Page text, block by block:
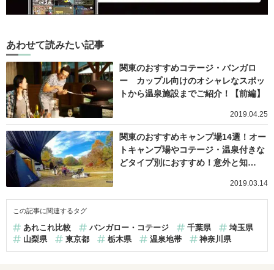
あわせて読みたい記事
関東のおすすめコテージ・バンガロ
ー カップル向けのオシャレなスポッ
トから温泉施設までご紹介！【前編】
2019.04.25
関東のおすすめキャンプ場14選！オー
トキャンプ場やコテージ・温泉付きな
どタイプ別におすすめ！意外と知…
2019.03.14
この記事に関連するタグ
あれこれ比較 バンガロー・コテージ 千葉県
埼玉県
山梨県
東京都 栃木県 温泉地帯 神奈川県